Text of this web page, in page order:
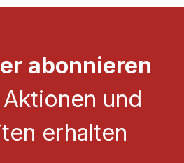
abonnieren
und
erhalten